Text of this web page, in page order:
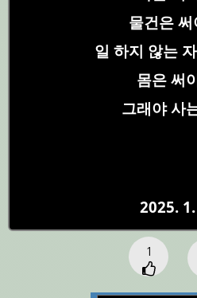
물건은 써
일 하지 않는
몸은 써
그래야 사
2025.
1